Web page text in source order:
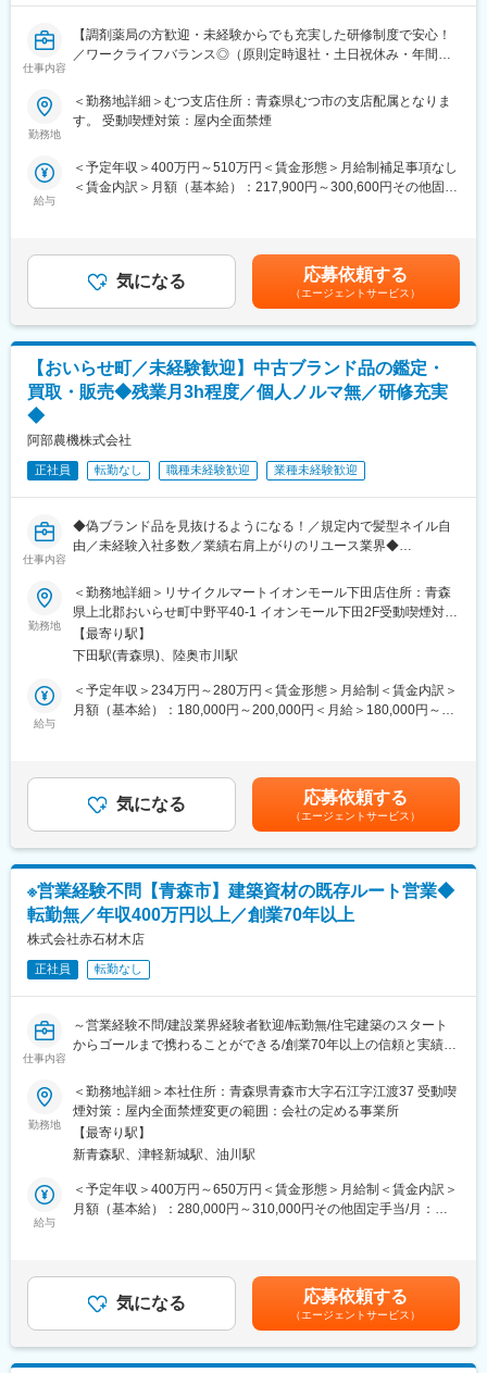
原則定時退社・土日祝休みに加えて年間休日125日とプライベー
トと仕事の両立がしやすい環境です。
事業所には10名前後のスタッフが在籍しており、和やかな雰囲気
で腰を据えて働ける環境です。基本的に1拠点につき薬剤師1名の
当社は、医薬品卸業界最大手として、1000社を超える国内外メー
カー と取引しており、製品ラインナップは15万種に及びます。
当社は、総合商社を除く国内の卸売業としては初の３兆円台の売
上規模を誇る国内最大の医薬品卸企業です。
医師の処方が必要な医療用医薬品だけでなく、医療機器・医療材
料・臨床検査試薬など、診断、検査、治療、投薬にまで幅広く医
療に関わる商品を1,000社以上のメーカーから仕入れ、病院・診療
所や調剤薬局など全国約10万軒もの医療機関に販売・納品してい
ます。
当社では安定供給と流通プロセス全体の効率化・最適化を実現す
また、女性活躍推進「えるぼし認定3つ星」を取得しており、時短
勤務制度対象者の拡大や育児・介護等の家庭事情で退職された社
仕事内容
【調剤薬局の方歓迎・未経験からでも充実した研修制度で安心！
／ワークライフバランス◎（原則定時退社・土日祝休み・年間休
■職務内容
通して手厚くフォローしますのでご安心ください！
・取引先へのDI問合せ対応（製造販売後の安全管理業務）
・営業担当者（MS）への薬事研修 等
■働き方
残業は月平均2時間程と、ほとんど定時で終業することが可能で
す。
時短勤務も可能な環境のため、ママさんの活躍事例もございます
■ポジションの魅力
（1）ワークライフバランス：
トと仕事の両立がしやすい環境です。
（2）働きやすい環境：
で腰を据えて働ける環境です。基本的に1拠点につき薬剤師1名の
ため、感謝される機会が多く、スタッフの満足度も高いです。
（3）業界最大手・安定基盤：
当社は、医薬品卸業界最大手として、1000社を超える国内外メー
カー と取引しており、製品ラインナップは15万種に及びます。
■当社について
当社は、総合商社を除く国内の卸売業としては初の３兆円台の売
料・臨床検査試薬など、診断、検査、治療、投薬にまで幅広く医
療に関わる商品を1,000社以上のメーカーから仕入れ、病院・診療
所や調剤薬局など全国約10万軒もの医療機関に販売・納品してい
る様々なサービス展開に取り組んでいます。
また、女性活躍推進「えるぼし認定3つ星」を取得しており、時短
勤務制度対象者の拡大や育児・介護等の家庭事情で退職された社
性が活躍できる環境整備に積極的に取り組んでいます。
勤務地
＜勤務地詳細＞むつ支店住所：青森県むつ市の支店配属となりま
す。 受動喫煙対策：屋内全面禁煙
給与
＜予定年収＞400万円～510万円＜賃金形態＞月給制補足事項なし
＜賃金内訳＞月額（基本給）：217,900円～300,600円その他固定
与：年2回賃金はあくまでも目安の金額であり、選考を通じて上下
する可能性があります。月給(月額)は固定手当を含めた表記です。
気になる 応募依頼する
（エージェントサービス）
【おいらせ町／未経験歓迎】中古ブランド品の鑑定・
買取・販売◆残業月3h程度／個人ノルマ無／研修充実
◆
阿部農機株式会社
正社員 転勤なし 職種未経験歓迎 業種未経験歓迎
仕事内容
◆偽ブランド品を見抜けるようになる！／規定内で髪型ネイル自
由／未経験入社多数／業績右肩上がりのリユース業界◆
■おすすめポイント：
・未経験からしっかり学ぶことができる
・単純な接客だけでなく、折衝経験を積める
・働きやすい職場環境
■業務内容：
主にブランド品の買取に伴う、商品の査定を行って頂きます。
取価格を決める事が出来るのがこの仕事の特徴です。
また、個人でのノルマはなく、店全体のチームワークで目標に向
・接客、買取、販売
・事務作業（PC入力）
・ECサイト運営（自社ブログの更新、ヤフオク運営）
・店内の掃除
・店舗運営
「鑑定」や「査定」といった接客面はもちろん、店舗管理という
店舗運営にまで携われます。
※対象となる中古ブランド品：時計、バッグ、靴など
■研修制度：
お任せし、仕事の流れや商品の特徴を覚えていただきます。
・慣れてきたら、本部研修や店舗でのOJTを通じて、買取・販売
のスキルを身に着けていただきます。
・本部研修では、正規ブランド品の見分け方やお話の仕方などス
・先輩スタッフのほとんどが未経験で入社されているので、ルー
ペの使い方など１から丁寧にお教えいたします。
■職場の雰囲気：
◎常に新しい事にチャレンジできる環境です。若手スタッフであ
っても、自分の意見をどんどん伝える事ができ、良い意見は店舗
運営に取り入れてもらえる事も多くあります。
勤務地
＜勤務地詳細＞リサイクルマートイオンモール下田店住所：青森
県上北郡おいらせ町中野平40-1 イオンモール下田2F受動喫煙対
策：屋内全面禁煙変更の範囲：会社の定める事業所
【最寄り駅】
下田駅(青森県)、陸奥市川駅
給与
＜予定年収＞234万円～280万円＜賃金形態＞月給制＜賃金内訳＞
月額（基本給）：180,000円～200,000円＜月給＞180,000円～
じて上下する可能性があります。月給(月額)は固定手当を含めた表
記です。気になる 応募依頼する
（エージェントサービス）
※営業経験不問【青森市】建築資材の既存ルート営業◆
転勤無／年収400万円以上／創業70年以上
株式会社赤石材木店
正社員 転勤なし
仕事内容
～営業経験不問/建設業界経験者歓迎/転勤無/住宅建築のスタート
からゴールまで携わることができる/創業70年以上の信頼と実績を
■業務概要：
当社の営業として建築会社向けに建築資材の販売をお任せしま
す。
＜具体的な業務内容＞
・見積、受発注、納品段取り対応
※配送は別部門で対応しています。
自社での企画やイベントなどをお任せする想定です。
勤務地
＜勤務地詳細＞本社住所：青森県青森市大字石江字江渡37 受動喫
煙対策：屋内全面禁煙変更の範囲：会社の定める事業所
【最寄り駅】
新青森駅、津軽新城駅、油川駅
給与
＜予定年収＞400万円～650万円＜賃金形態＞月給制＜賃金内訳＞
月額（基本給）：280,000円～310,000円その他固定手当/月：
じて上下する可能性があります。月給(月額)は固定手当を含めた表
記です。気になる 応募依頼する
（エージェントサービス）